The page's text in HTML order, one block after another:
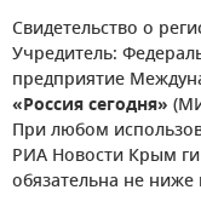
Свидетельство о
Учредитель:
предприятие
«Россия сегодня»
При любом
РИА Новости Крым
обязательна не ниже